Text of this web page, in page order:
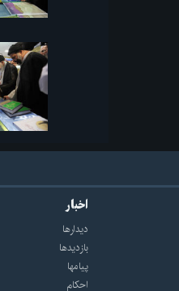
اخبار
دیدارها
بازديدها
پيامها
احكام